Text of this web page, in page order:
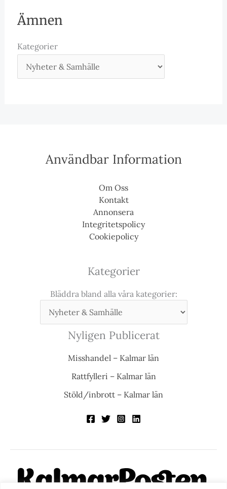
Ämnen
Kategorier
Användbar Information
Om Oss
Kontakt
Annonsera
Integritetspolicy
Cookiepolicy
Kategorier
Bläddra bland alla våra kategorier:
Nyligen Publicerat
Misshandel – Kalmar län
Rattfylleri – Kalmar län
Stöld/inbrott – Kalmar län